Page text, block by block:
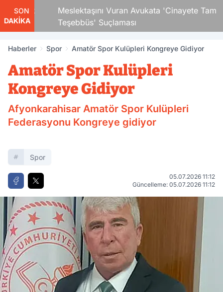
SON
DAKİKA
Meslektaşını Vuran Avukata 'Cinayete Tam
Teşebbüs' Suçlaması
Haberler Spor Amatör Spor Kulüpleri Kongreye Gidiyor
Amatör Spor Kulüpleri
Kongreye Gidiyor
Afyonkarahisar Amatör Spor Kulüpleri
Federasyonu Kongreye gidiyor
Spor
05.07.2026 11:12
Güncelleme: 05.07.2026 11:12